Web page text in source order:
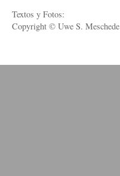
Textos y Fotos:
Copyright © Uwe S. Meschede